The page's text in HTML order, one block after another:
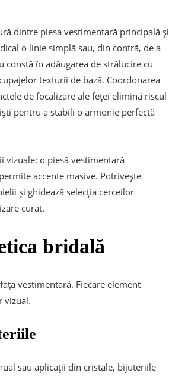
dintre piesa vestimentară principală și
o linie simplă sau, din contră, de a
în adăugarea de strălucire cu
texturii de bază. Coordonarea
de focalizare ale feței elimină riscul
pentru a stabili o armonie perfectă
vizuale: o piesă vestimentară
accente masive. Potrivește
și ghidează selecția cerceilor
curat.
bridală
vestimentară. Fiecare element
vizual.
sau aplicații din cristale, bijuteriile